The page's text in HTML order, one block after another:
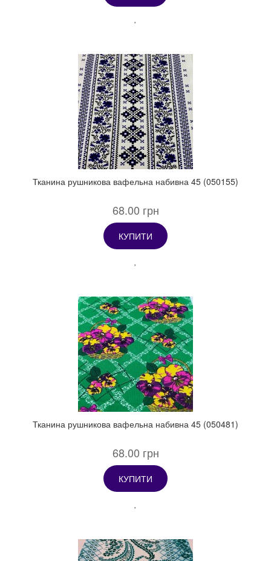
Тканина рушникова вафельна набивна 45 (050155)
68.00 грн
КУПИТИ
Тканина рушникова вафельна набивна 45 (050481)
68.00 грн
КУПИТИ